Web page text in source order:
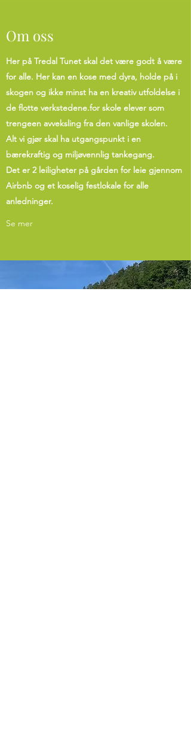
Om oss
Her på Tredal Tunet skal det være godt å være
for alle. Her kan en kose med dyra, holde på i
skogen og ikke minst ha en kreativ utfoldelse i
de flotte verkstedene.for skole elever som
trengeen avveksling fra den vanlige skolen.
Alt vi gjør skal ha utgangspunkt i en
bærekraftig og miljøvennlig tankegang.
Det er 2 leiligheter på gården for leie gjennom
Airbnb og et koselig festlokale for alle
anledninger.
Se mer